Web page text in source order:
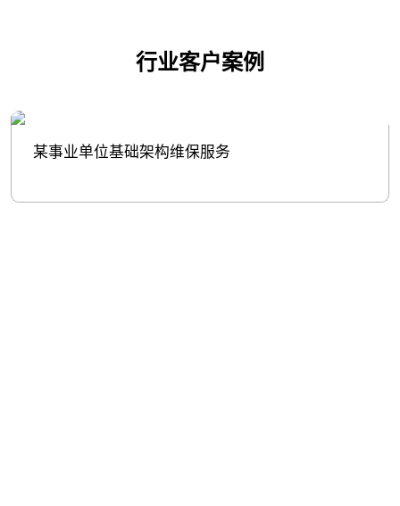
行业客户案例
某事业单位基础架构维保服务